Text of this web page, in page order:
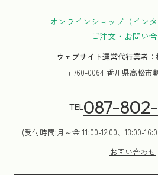
オンラインショップ（イン
ご注文・お問い
ウェブサイト運営代行業者
〒760-0064 香川県高松市
TEL087-
(受付時間:月～金 11:00-12:00、13:00-
お問い合わせ